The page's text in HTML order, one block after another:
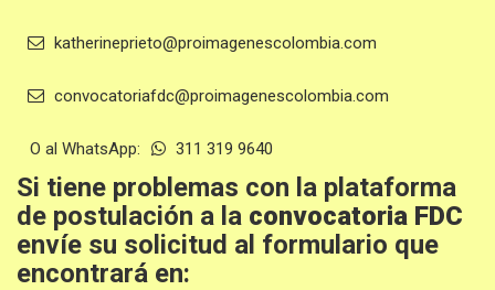
katherineprieto@proimagenescolombia.com
convocatoriafdc@proimagenescolombia.com
O al WhatsApp: 311 319 9640
Si tiene problemas con la plataforma
de postulación a la convocatoria FDC
envíe su solicitud al formulario que
encontrará en: